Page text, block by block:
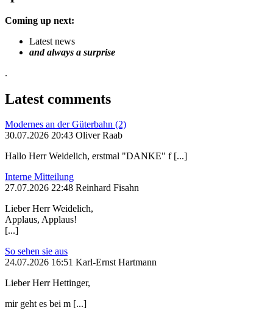
Coming up next:
Latest news
and always a surprise
.
Latest comments
Modernes an der Güterbahn (2)
30.07.2026 20:43 Oliver Raab
Hallo Herr Weidelich, erstmal "DANKE" f [...]
Interne Mitteilung
27.07.2026 22:48 Reinhard Fisahn
Lieber Herr Weidelich,
Applaus, Applaus!
[...]
So sehen sie aus
24.07.2026 16:51 Karl-Ernst Hartmann
Lieber Herr Hettinger,
mir geht es bei m [...]